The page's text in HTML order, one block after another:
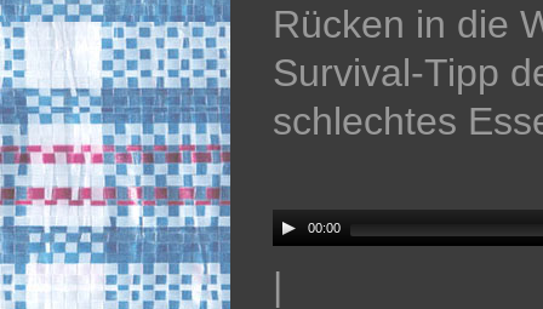
Rücken in die
Survival-Tipp
schlechtes
00:00
|